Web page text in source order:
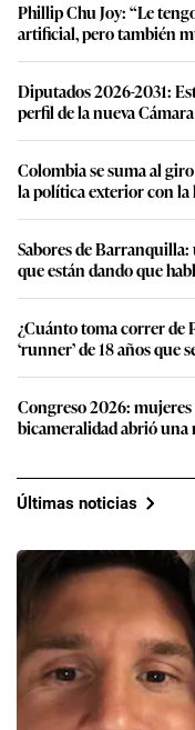
Phillip Chu Joy: “Le
artificial, pero también
Diputados 2026-2031:
perfil de la nueva
Colombia se suma al
la política exterior con la
Sabores de
que están dando que
¿Cuánto toma correr de
‘runner’ de 18 años que
Congreso 2026:
bicameralidad abrió una
Últimas noticias